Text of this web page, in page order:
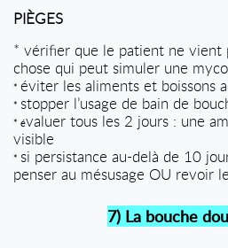
PIÈGES
* vérifier que le patient ne vient
chose qui peut simuler une
* éviter les aliments et boissons
* stopper l’usage de bain de
* évaluer tous les 2 jours : une
visible
* si persistance au-delà de 10
penser au mésusage OU revoir
7) La bouche